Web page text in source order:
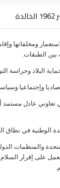
ﻭﻣﺨﻠﻔﺎﺗﻬﺎ
ﺑﻴﻦ ﺍﻟﻄﺒﻘﺎﺕ.
ﺍﻟﺒﻼﺩ ﻭﺣﺮﺍﺳﺔ
ﻭﺇﺟﺘﻤﺎﻋﻴﺎ ﻭﺳﻴﺎﺳﻴﺎً
ﺗﻌﺎﻭﻧﻲ ﻋﺎﺩﻝ
ﺍﻟﻮﻃﻨﻴﺔ ﻓﻲ ﻧﻄﺎﻕ
ﻭﺍﻟﻤﻨﻈﻤﺎﺕ
ﻋﻠﻰ ﺇﻗﺮﺍﺭ ﺍﻟﺴﻼﻡ